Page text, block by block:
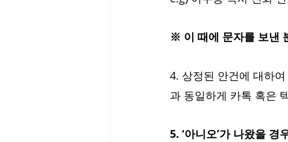
※ 이 때에 문자를 보낸
4. 상정된 안건에 대하
과 동일하게 카톡 혹은
5. ‘아니오’가 나왔을 경